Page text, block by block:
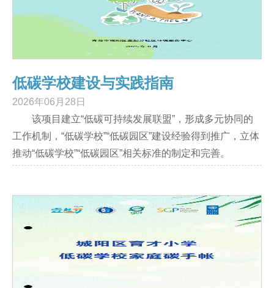
低碳学校建设与实践指南
2026年06月28日
该项目建立“低碳可持续发展联盟”，形成多元协同的
工作机制，“低碳学校”“低碳园区”建设经验得到推广，立体
推动“低碳学校”“低碳园区”相关标准的制定和完善。